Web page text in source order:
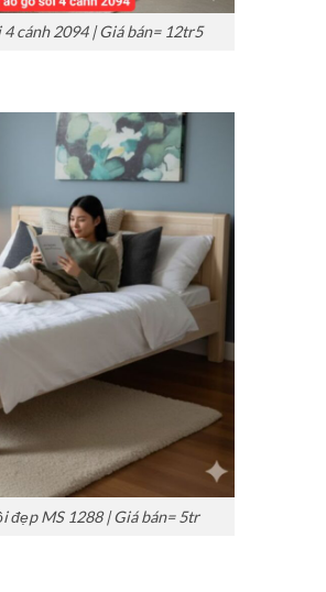
4 cánh 2094 | Giá bán= 12tr5
đẹp MS 1288 | Giá bán= 5tr